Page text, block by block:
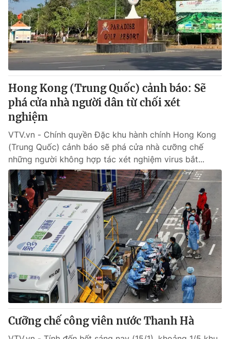
Hong Kong (Trung Quốc) cảnh báo: Sẽ
phá cửa nhà người dân từ chối xét
nghiệm
VTV.vn - Chính quyền Đặc khu hành chính Hong Kong
(Trung Quốc) cảnh báo sẽ phá cửa nhà cưỡng chế
những người không hợp tác xét nghiệm virus bắt...
Cưỡng chế công viên nước Thanh Hà